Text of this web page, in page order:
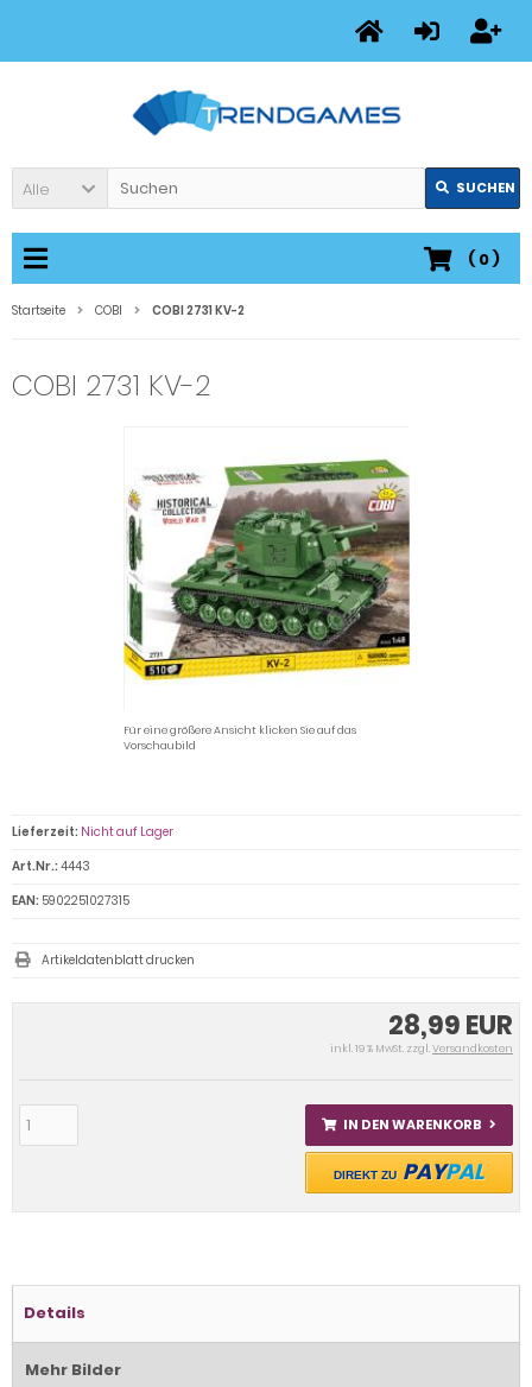
Alle SUCHEN
( 0)
Startseite COBI COBI 2731 KV-2
COBI 2731 KV-2
Für eine größere Ansicht klicken Sie auf das
Vorschaubild
28,99 EUR
inkl. 19 % MwSt. zzgl.Versandkosten
IN DEN WARENKORB
DIREKT ZU PAYPAL
Lieferzeit: Nicht auf Lager
Art.Nr.: 4443
EAN: 5902251027315
Artikeldatenblatt drucken
Details
Mehr Bilder